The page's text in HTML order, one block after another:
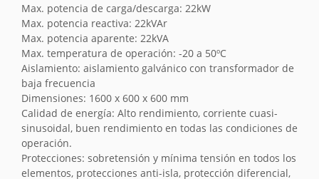
Max. potencia de carga/descarga: 22kW
Max. potencia reactiva: 22kVAr
Max. potencia aparente: 22kVA
Max. temperatura de operación: -20 a 50ºC
Aislamiento: aislamiento galvánico con transformador de
baja frecuencia
Dimensiones: 1600 x 600 x 600 mm
Calidad de energía: Alto rendimiento, corriente cuasi-
sinusoidal, buen rendimiento en todas las condiciones de
operación.
Protecciones: sobretensión y mínima tensión en todos los
elementos, protecciones anti-isla, protección diferencial,